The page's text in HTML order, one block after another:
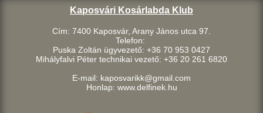
Kaposvári Kosárlabda Klub
Cím: 7400 Kaposvár, Arany János utca 97.
Telefon:
Puska Zoltán ügyvezető: +36 70 953 0427
Mihályfalvi Péter technikai vezető: +36 20 261 6820
E-mail: kaposvarikk@gmail.com
Honlap: www.delfinek.hu